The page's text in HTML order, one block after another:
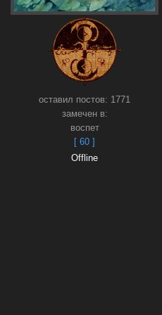
оставил постов: 1771
замечен в:
воспет
[ 60 ]
Offline